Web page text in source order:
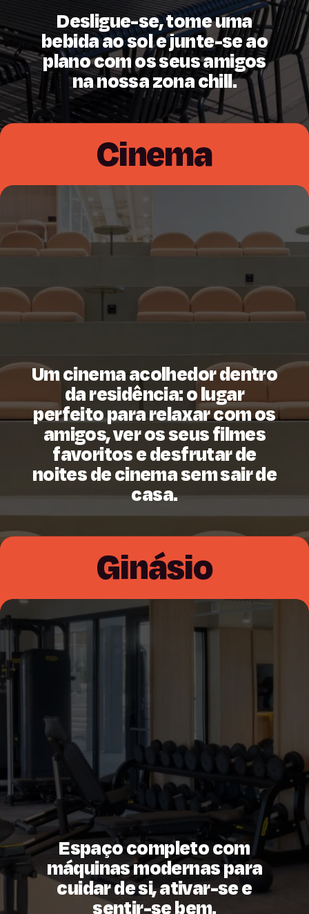
Desligue-se, tome uma
bebida ao sol e junte-se ao
plano com os seus amigos
na nossa zona chill.
Cinema
Um cinema acolhedor dentro
da residência: o lugar
perfeito para relaxar com os
amigos, ver os seus filmes
favoritos e desfrutar de
noites de cinema sem sair de
casa.
Ginásio
Espaço completo com
máquinas modernas para
cuidar de si, ativar-se e
sentir-se bem.